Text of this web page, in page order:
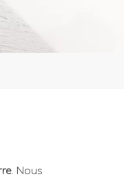
. Nous